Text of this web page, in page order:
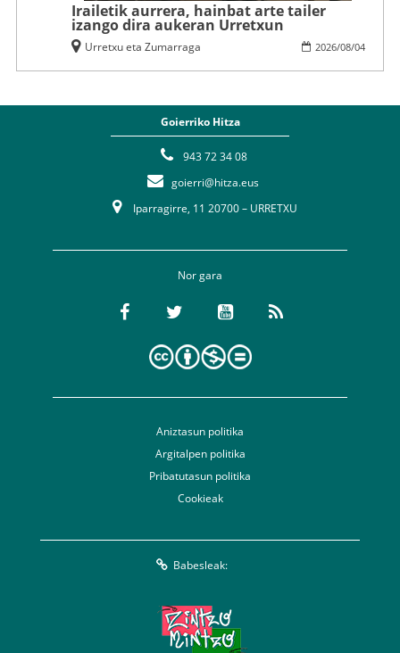
Irailetik aurrera, hainbat arte tailer
izango dira aukeran Urretxun
2026/08/04
Urretxu eta Zumarraga
Goierriko Hitza
943 72 34 08
goierri@hitza.eus
Iparragirre, 11 20700 – URRETXU
Nor gara
Aniztasun politika
Argitalpen politika
Pribatutasun politika
Cookieak
Babesleak: